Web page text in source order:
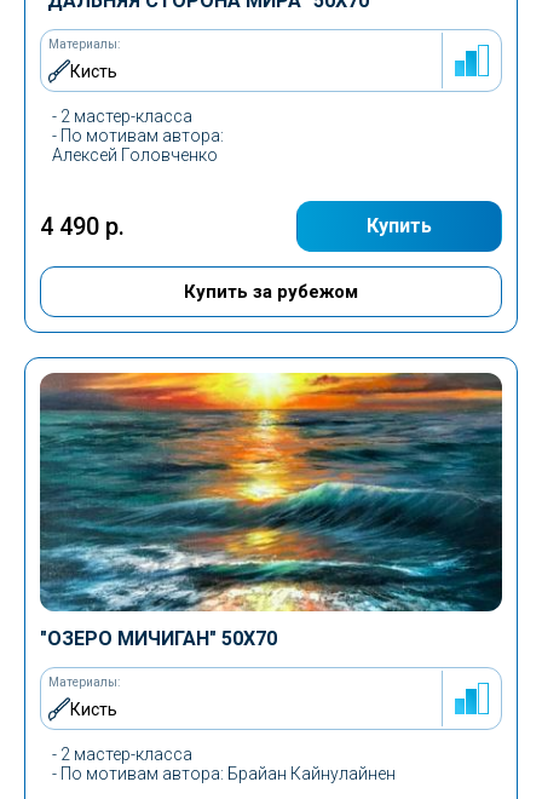
- 2 мастер-класса
- По мотивам автора:
Алексей Головченко
Материалы:
Кисть
Купить
4 490 р.
Купить за рубежом
"ОЗЕРО МИЧИГАН" 50Х70
- 2 мастер-класса
- По мотивам автора: Брайан Кайнулайнен
Материалы:
Кисть